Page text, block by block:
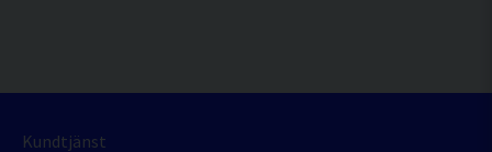
Kundtjänst